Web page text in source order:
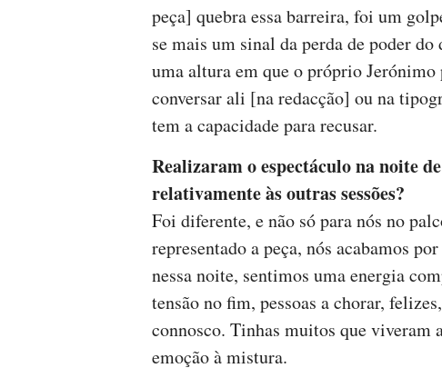
peça] quebra essa barreira, foi um
se mais um sinal da perda de poder
uma altura em que o próprio
conversar ali [na redacção] ou na
tem a capacidade para recusar.
Realizaram o espectáculo na noite
relativamente às outras sessões?
Foi diferente, e não só para nós no
representado a peça, nós acabamos
nessa noite, sentimos uma energia
tensão no fim, pessoas a chorar,
connosco. Tinhas muitos que viveram
emoção à mistura.